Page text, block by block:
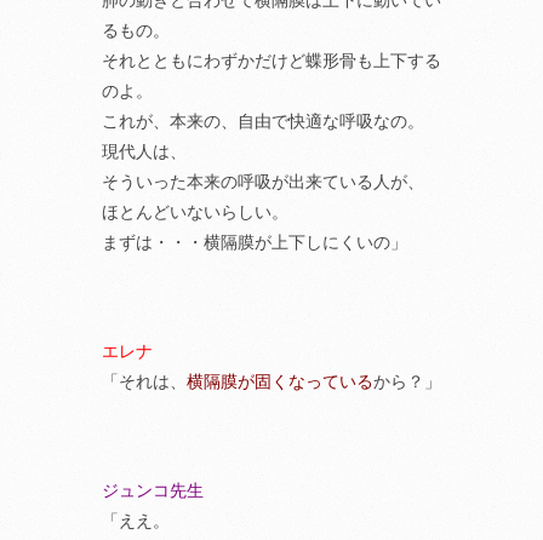
るもの。
それとともにわずかだけど蝶形骨も上下する
のよ。
これが、本来の、自由で快適な呼吸なの。
現代人は、
そういった本来の呼吸が出来ている人が、
ほとんどいないらしい。
まずは・・・横隔膜が上下しにくいの」
エレナ
「それは、 横隔膜が固くなっているから？」
ジュンコ先生
「ええ。